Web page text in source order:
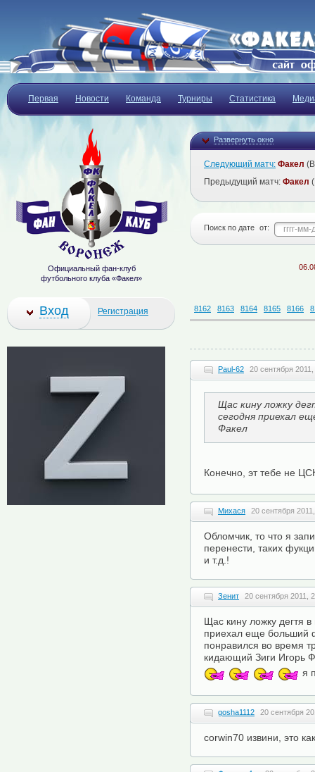
Первая Новости Команда Турниры Статистика
Развернуть окно
Следующий матч: Факел
Предыдущий матч: Факел
Поиск по дате от:
8162 8163 8164 8165 8166
Paul-62 20 сентября
Щас кину ложку
сегодня приехал
Факел
Конечно, эт тебе не
Михася 20 сентября
Обломчик, то что я
перенести, таких
и т.д.!
Зенит 20 сентября 2011,
Щас кину ложку дегтя
приехал еще больший
понравился во время
кидающий Зиги Игорь
я
gosha1112 20 сентября
corwin70 извини, это
Официальный фан-клуб
футбольного клуба «Факел»
Вход Регистрация